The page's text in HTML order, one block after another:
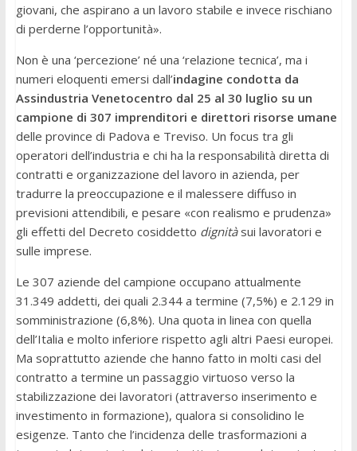
giovani, che aspirano a un lavoro stabile e invece rischiano
di perderne l’opportunità».
Non è una ‘percezione’ né una ‘relazione tecnica’, ma i
numeri eloquenti emersi dall’indagine condotta da
Assindustria Venetocentro dal 25 al 30 luglio su un
campione di 307 imprenditori e direttori risorse umane
delle province di Padova e Treviso. Un focus tra gli
operatori dell’industria e chi ha la responsabilità diretta di
contratti e organizzazione del lavoro in azienda, per
tradurre la preoccupazione e il malessere diffuso in
previsioni attendibili, e pesare «con realismo e prudenza»
gli effetti del Decreto cosiddetto dignitàsui lavoratori e
sulle imprese.
Le 307 aziende del campione occupano attualmente
31.349 addetti, dei quali 2.344 a termine (7,5%) e 2.129 in
somministrazione (6,8%). Una quota in linea con quella
dell’Italia e molto inferiore rispetto agli altri Paesi europei.
Ma soprattutto aziende che hanno fatto in molti casi del
contratto a termine un passaggio virtuoso verso la
stabilizzazione dei lavoratori (attraverso inserimento e
investimento in formazione), qualora si consolidino le
esigenze. Tanto che l’incidenza delle trasformazioni a